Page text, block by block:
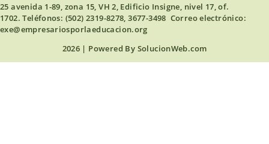
25 avenida 1-89, zona 15, VH 2, Edificio Insigne, nivel 17, of.
1702. Teléfonos: (502) 2319-8278, 3677-3498 Correo electrónico:
exe@empresariosporlaeducacion.org
2026 | Powered By SolucionWeb.com